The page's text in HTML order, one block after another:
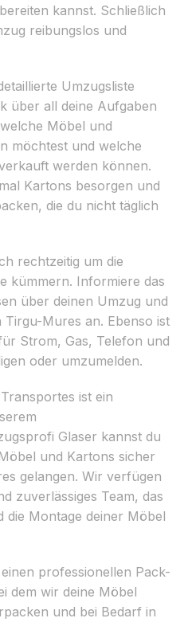
kannst. Schließlich
reibungslos und
Umzugsliste
über all deine Aufgaben
Möbel und
möchtest und welche
werden können.
Kartons besorgen und
die du nicht täglich
rechtzeitig um die
kümmern. Informiere das
über deinen Umzug und
Tirgu-Mures an. Ebenso ist
Strom, Gas, Telefon und
oder umzumelden.
ist ein
Glaser kannst du
und Kartons sicher
gelangen. Wir verfügen
zuverlässiges Team, das
Montage deiner Möbel
professionellen Pack-
dem wir deine Möbel
und bei Bedarf in